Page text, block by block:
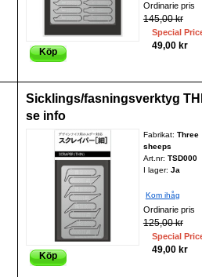
Ordinarie pris
145,00 kr
Special
49,00 kr
Köp
Sicklings/fasningsverktyg
se info
Fabrikat: Three
sheeps
Art.nr: TSD000
I lager: Ja
Kom ihåg
Ordinarie pris
125,00 kr
Special
49,00 kr
Köp